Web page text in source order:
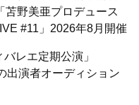
苫野美亜プロデュース
#11」2026年8月開催
レエ定期公演」
出演者オーディション